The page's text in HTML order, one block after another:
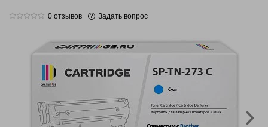
0 отзывов Задать вопрос